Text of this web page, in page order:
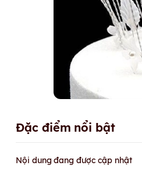
Đặc điểm nổi bật
Nội dung đang được cập nhật